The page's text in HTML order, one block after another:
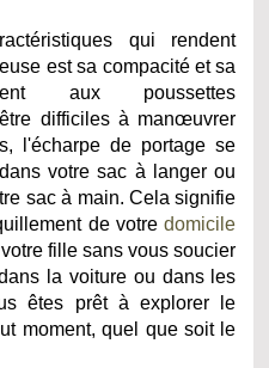
qui rendent
est sa compacité et sa
aux poussettes
difficiles à manœuvrer
l'écharpe de portage se
votre sac à langer ou
sac à main. Cela signifie
de votredomicile
fille sans vous soucier
la voiture ou dans les
êtes prêt à explorer le
moment, quel que soit le